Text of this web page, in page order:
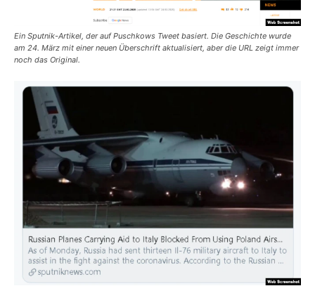
Ein Sputnik-Artikel, der auf Puschkows Tweet basiert. Die Geschichte wurde
am 24. März mit einer neuen Überschrift aktualisiert, aber die URL zeigt immer
noch das Original.